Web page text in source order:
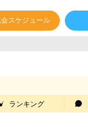
スケジュール
ランキング